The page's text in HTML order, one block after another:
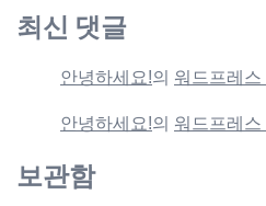
최신 댓글
안녕하세요!의 워드프레
안녕하세요!의 워드프레
보관함